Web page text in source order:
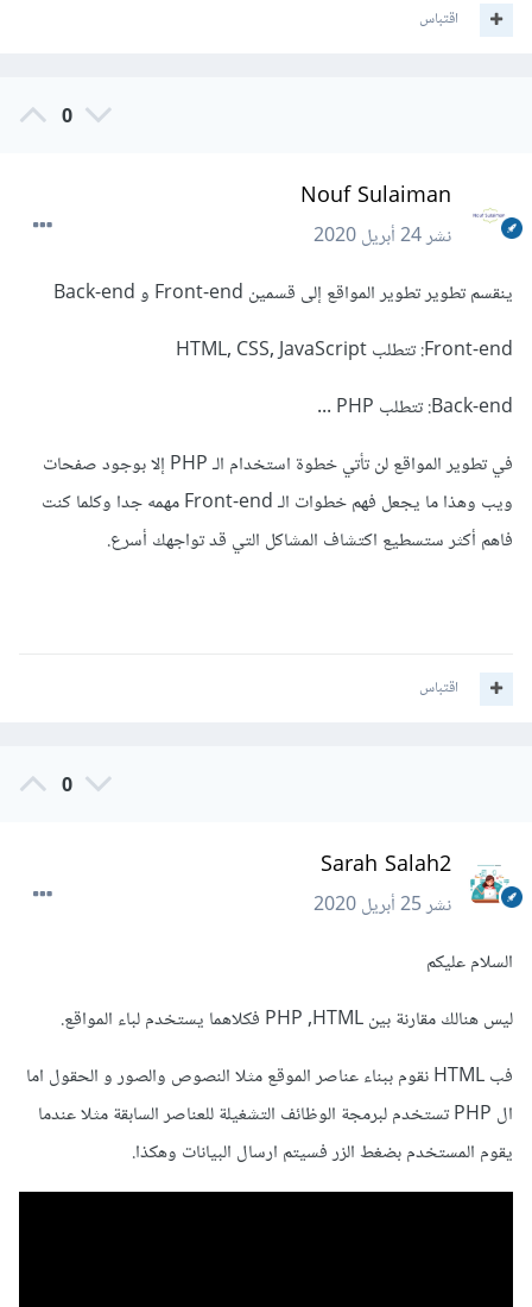
اقتباس
0
Nouf Sulaiman
نشر24 أبريل 2020
ينقسم تطوير تطوير المواقع إلى قسمين Front-end و Back-end
Front-end: تتطلب HTML, CSS, JavaScript
Back-end: تتطلب PHP ...
في تطوير المواقع لن تأتي خطوة استخدام الـ PHP إلا بوجود صفحات
ويب وهذا ما يجعل فهم خطوات الـ Front-end مهمه جدا وكلما كنت
فاهم أكثر ستسطيع اكتشاف المشاكل التي قد تواجهك أسرع.
اقتباس
0
Sarah Salah2
نشر25 أبريل 2020
السلام عليكم
ليس هنالك مقارنة بين PHP ,HTML فكلاهما يستخدم لباء المواقع.
فب HTML نقوم ببناء عناصر الموقع مثلا النصوص والصور و الحقول اما
ال PHP تستخدم لبرمجة الوظائف التشغيلة للعناصر السابقة مثلا عندما
يقوم المستخدم بضغط الزر فسيتم ارسال البيانات وهكذا.